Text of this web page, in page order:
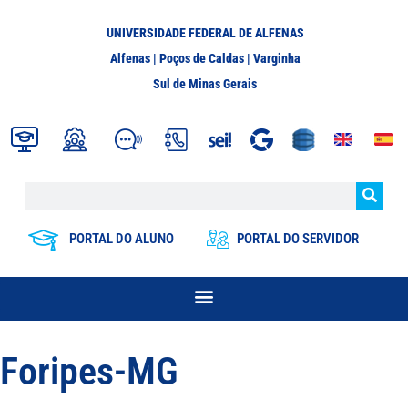
UNIVERSIDADE FEDERAL DE ALFENAS
Alfenas | Poços de Caldas | Varginha
Sul de Minas Gerais
PORTAL DO ALUNO PORTAL DO SERVIDOR
Foripes-MG